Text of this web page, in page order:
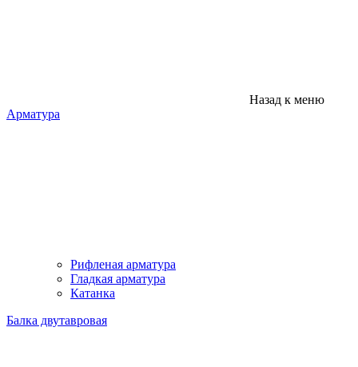
Назад к меню
Арматура
Рифленая арматура
Гладкая арматура
Катанка
Балка двутавровая